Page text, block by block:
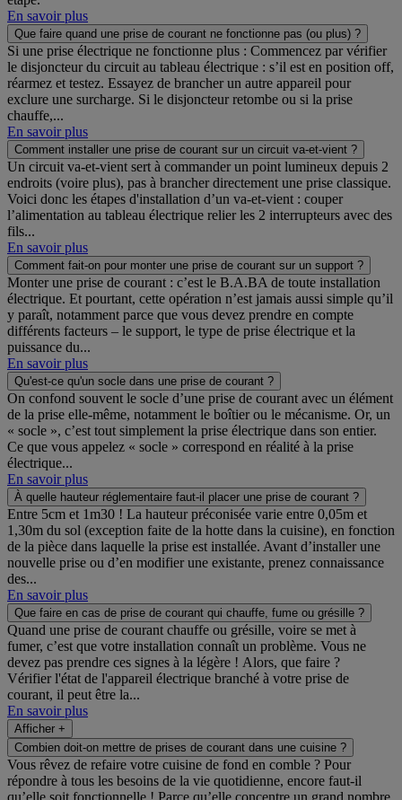
En savoir plus
Que faire quand une prise de courant ne fonctionne pas (ou plus) ?
Si une prise électrique ne fonctionne plus : Commencez par vérifier
le disjoncteur du circuit au tableau électrique : s’il est en position off,
réarmez et testez. Essayez de brancher un autre appareil pour
exclure une surcharge. Si le disjoncteur retombe ou si la prise
chauffe,...
En savoir plus
Comment installer une prise de courant sur un circuit va-et-vient ?
Un circuit va-et-vient sert à commander un point lumineux depuis 2
endroits (voire plus), pas à brancher directement une prise classique.
Voici donc les étapes d'installation d’un va-et-vient : couper
l’alimentation au tableau électrique relier les 2 interrupteurs avec des
fils...
En savoir plus
Comment fait-on pour monter une prise de courant sur un support ?
Monter une prise de courant : c’est le B.A.BA de toute installation
électrique. Et pourtant, cette opération n’est jamais aussi simple qu’il
y paraît, notamment parce que vous devez prendre en compte
différents facteurs – le support, le type de prise électrique et la
puissance du...
En savoir plus
Qu'est-ce qu'un socle dans une prise de courant ?
On confond souvent le socle d’une prise de courant avec un élément
de la prise elle-même, notamment le boîtier ou le mécanisme. Or, un
« socle », c’est tout simplement la prise électrique dans son entier.
Ce que vous appelez « socle » correspond en réalité à la prise
électrique...
En savoir plus
À quelle hauteur réglementaire faut-il placer une prise de courant ?
Entre 5cm et 1m30 ! La hauteur préconisée varie entre 0,05m et
1,30m du sol (exception faite de la hotte dans la cuisine), en fonction
de la pièce dans laquelle la prise est installée. Avant d’installer une
nouvelle prise ou d’en modifier une existante, prenez connaissance
des...
En savoir plus
Que faire en cas de prise de courant qui chauffe, fume ou grésille ?
Quand une prise de courant chauffe ou grésille, voire se met à
fumer, c’est que votre installation connaît un problème. Vous ne
devez pas prendre ces signes à la légère ! Alors, que faire ?
Vérifier l'état de l'appareil électrique branché à votre prise de
courant, il peut être la...
En savoir plus
Afficher +
Combien doit-on mettre de prises de courant dans une cuisine ?
Vous rêvez de refaire votre cuisine de fond en comble ? Pour
répondre à tous les besoins de la vie quotidienne, encore faut-il
qu’elle soit fonctionnelle ! Parce qu’elle concentre un grand nombre